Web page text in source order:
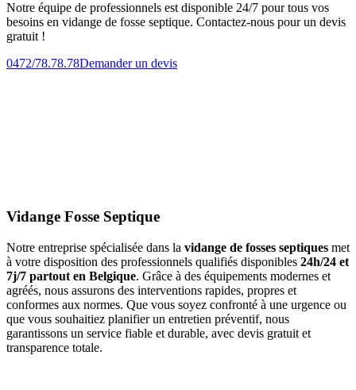
Notre équipe de professionnels est disponible 24/7 pour tous vos
besoins en vidange de fosse septique. Contactez-nous pour un devis
gratuit !
0472/78.78.78Demander un devis
Vidange Fosse Septique
Notre entreprise spécialisée dans la vidange de fosses septiques met
à votre disposition des professionnels qualifiés disponibles 24h/24 et
7j/7 partout en Belgique. Grâce à des équipements modernes et
agréés, nous assurons des interventions rapides, propres et
conformes aux normes. Que vous soyez confronté à une urgence ou
que vous souhaitiez planifier un entretien préventif, nous
garantissons un service fiable et durable, avec devis gratuit et
transparence totale.